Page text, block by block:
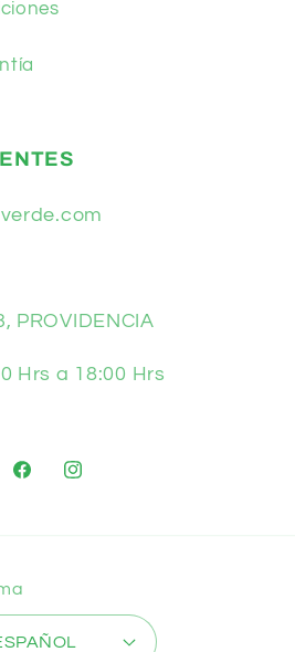
PROVIDENCIA
Hrs a 18:00 Hrs
FacebookInstagram